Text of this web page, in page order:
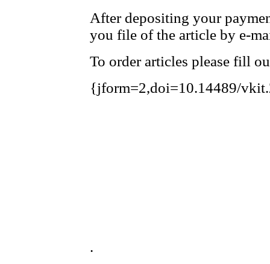
After depositing your
you file of the article by e-
To order articles please fill
{jform=2,doi=10.14489/
.